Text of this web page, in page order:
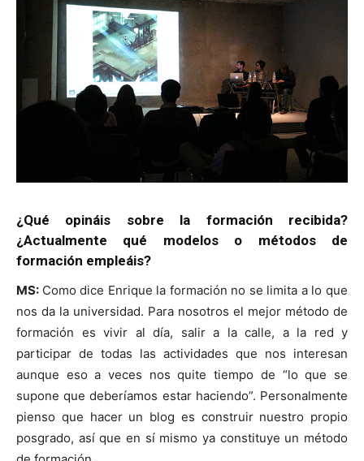
¿Qué opináis sobre la formación recibida?
¿Actualmente qué modelos o métodos de
formación empleáis?
MS: Como dice Enrique la formación no se limita a lo que
nos da la universidad. Para nosotros el mejor método de
formación es vivir al día, salir a la calle, a la red y
participar de todas las actividades que nos interesan
aunque eso a veces nos quite tiempo de “lo que se
supone que deberíamos estar haciendo”. Personalmente
pienso que hacer un blog es construir nuestro propio
posgrado, así que en sí mismo ya constituye un método